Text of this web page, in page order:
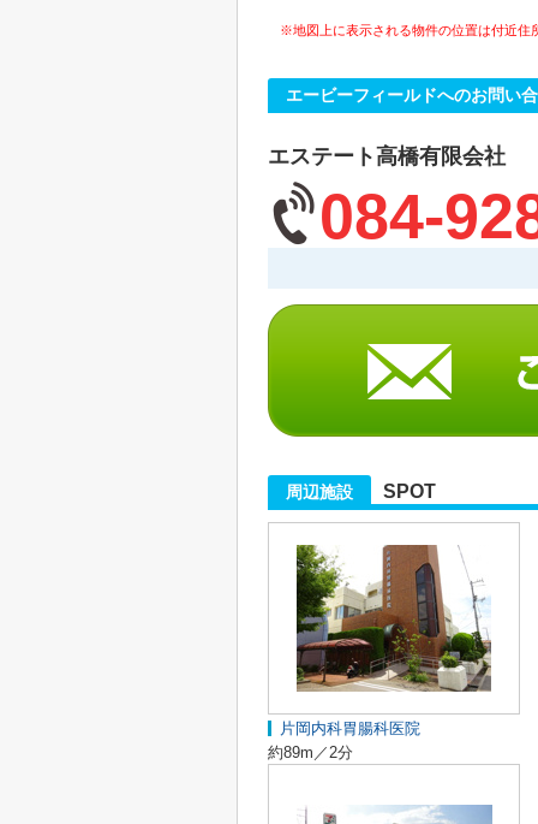
※地図上に表示される物件の位置は付近住
エービーフィールドへのお問い
エステート高橋有限会社
084-
周辺施設 SPOT
片岡内科胃腸科医院
約89m／2分